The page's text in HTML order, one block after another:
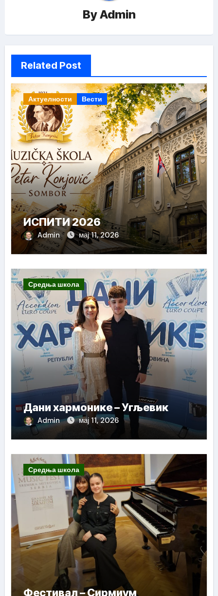
ByAdmin
Related Post
Актуелности Вести
ИСПИТИ 2026
Admin мај 11, 2026
Средња школа
Дани хармонике – Угљевик
Admin мај 11, 2026
Средња школа
Фестивал – Сирмиум